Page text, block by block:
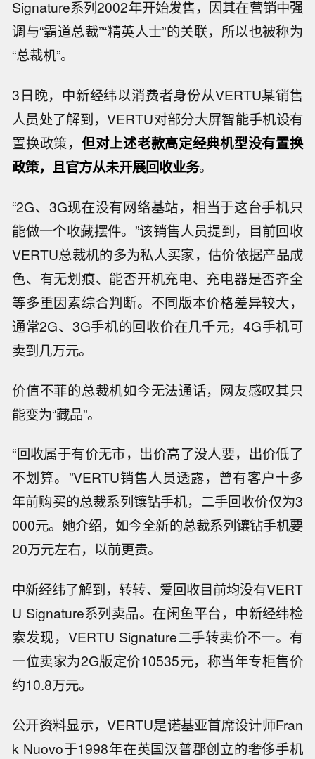
Signature系列2002年开始发售，因其在营销中强
调与“霸道总裁”“精英人士”的关联，所以也被称为
“总裁机”。
3日晚，中新经纬以消费者身份从VERTU某销售
人员处了解到，VERTU对部分大屏智能手机设有
置换政策， 但对上述老款高定经典机型没有置换
政策，且官方从未开展回收业务。
“2G、3G现在没有网络基站，相当于这台手机只
能做一个收藏摆件。”该销售人员提到，目前回收
VERTU总裁机的多为私人买家，估价依据产品成
色、有无划痕、能否开机充电、充电器是否齐全
等多重因素综合判断。不同版本价格差异较大，
通常2G、3G手机的回收价在几千元，4G手机可
卖到几万元。
价值不菲的总裁机如今无法通话，网友感叹其只
能变为“藏品”。
“回收属于有价无市，出价高了没人要，出价低了
不划算。”VERTU销售人员透露，曾有客户十多
年前购买的总裁系列镶钻手机，二手回收价仅为3
000元。她介绍，如今全新的总裁系列镶钻手机要
20万元左右，以前更贵。
中新经纬了解到，转转、爱回收目前均没有VERT
U Signature系列卖品。在闲鱼平台，中新经纬检
索发现，VERTU Signature二手转卖价不一。有
一位卖家为2G版定价10535元，称当年专柜售价
约10.8万元。
公开资料显示，VERTU是诺基亚首席设计师Fran
k Nuovo于1998年在英国汉普郡创立的奢侈手机